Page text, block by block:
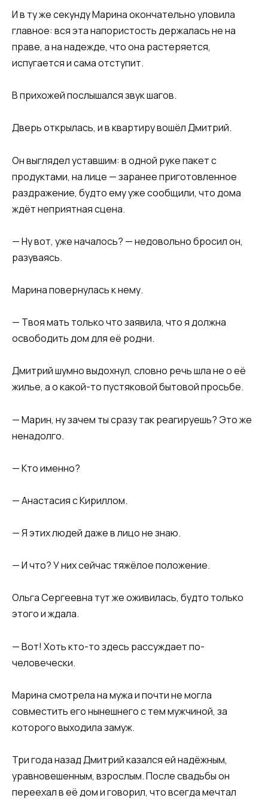
И в ту же секунду Марина окончательно уловила
главное: вся эта напористость держалась не на
праве, а на надежде, что она растеряется,
испугается и сама отступит.
В прихожей послышался звук шагов.
Дверь открылась, и в квартиру вошёл Дмитрий.
Он выглядел уставшим: в одной руке пакет с
продуктами, на лице — заранее приготовленное
раздражение, будто ему уже сообщили, что дома
ждёт неприятная сцена.
— Ну вот, уже началось? — недовольно бросил он,
разуваясь.
Марина повернулась к нему.
— Твоя мать только что заявила, что я должна
освободить дом для её родни.
Дмитрий шумно выдохнул, словно речь шла не о её
жилье, а о какой-то пустяковой бытовой просьбе.
— Марин, ну зачем ты сразу так реагируешь? Это же
ненадолго.
— Кто именно?
— Анастасия с Кириллом.
— Я этих людей даже в лицо не знаю.
— И что? У них сейчас тяжёлое положение.
Ольга Сергеевна тут же оживилась, будто только
этого и ждала.
— Вот! Хоть кто-то здесь рассуждает по-
человечески.
Марина смотрела на мужа и почти не могла
совместить его нынешнего с тем мужчиной, за
которого выходила замуж.
Три года назад Дмитрий казался ей надёжным,
уравновешенным, взрослым. После свадьбы он
переехал в её дом и говорил, что всегда мечтал